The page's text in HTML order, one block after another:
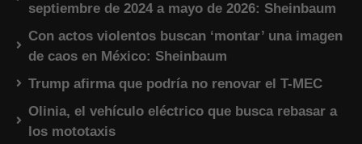
septiembre de 2024 a mayo de 2026: Sheinbaum
Con actos violentos buscan ‘montar’ una imagen
de caos en México: Sheinbaum
Trump afirma que podría no renovar el T-MEC
Olinia, el vehículo eléctrico que busca rebasar a
los mototaxis